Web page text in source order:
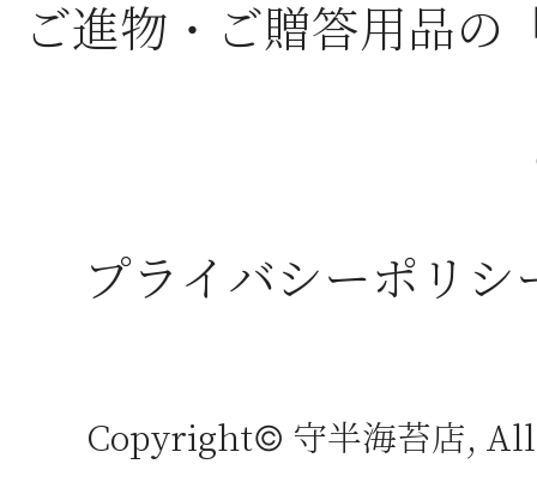
ご進物・ご贈答用品の
プライバシーポリシ
Copyright© 守半海苔店,